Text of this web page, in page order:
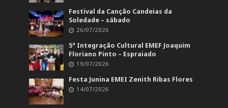
Festival da Canção Candeias da
Soledade – sábado
26/07/2026
5ª Integração Cultural EMEF Joaquim
Floriano Pinto – Espraiado
19/07/2026
Festa Junina EMEI Zenith Ribas Flores
14/07/2026